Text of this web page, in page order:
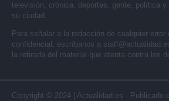
televisión, crónica, deportes, gente, política
su ciudad.
Para señalar a la redacción de cualquier error
confidencial, escríbanos a
la retirada del material que atenta contra los
Copyright © 2024 | Actualidad.es - Publicado